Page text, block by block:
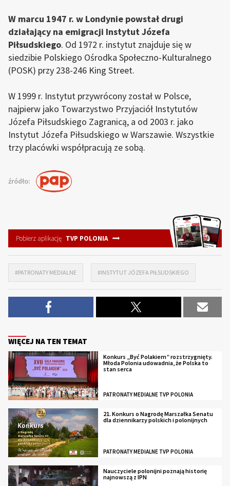
W marcu 1947 r. w Londynie powstał drugi
działający na emigracji Instytut Józefa
Piłsudskiego. Od 1972 r. instytut znajduje się w
siedzibie Polskiego Ośrodka Społeczno-Kulturalnego
(POSK) przy 238-246 King Street.
W 1999 r. Instytut przywrócony został w Polsce,
najpierw jako Towarzystwo Przyjaciół Instytutów
Józefa Piłsudskiego Zagranicą, a od 2003 r. jako
Instytut Józefa Piłsudskiego w Warszawie. Wszystkie
trzy placówki współpracują ze sobą.
źródło:
Pobierz aplikację TVP POLONIA
#PATRONATY MEDIALNE #INSTYTUT JÓZEFA PIŁSUDSKIEGO
WIĘCEJ NA TEN TEMAT
Konkurs „Być Polakiem” rozstrzygnięty.
Młoda Polonia udowadnia, że Polska to
stan serca
PATRONATY MEDIALNE TVP POLONIA
21. Konkurs o Nagrodę Marszałka Senatu
dla dziennikarzy polskich i polonijnych
PATRONATY MEDIALNE TVP POLONIA
Nauczyciele polonijni poznają historię
najnowszą z IPN